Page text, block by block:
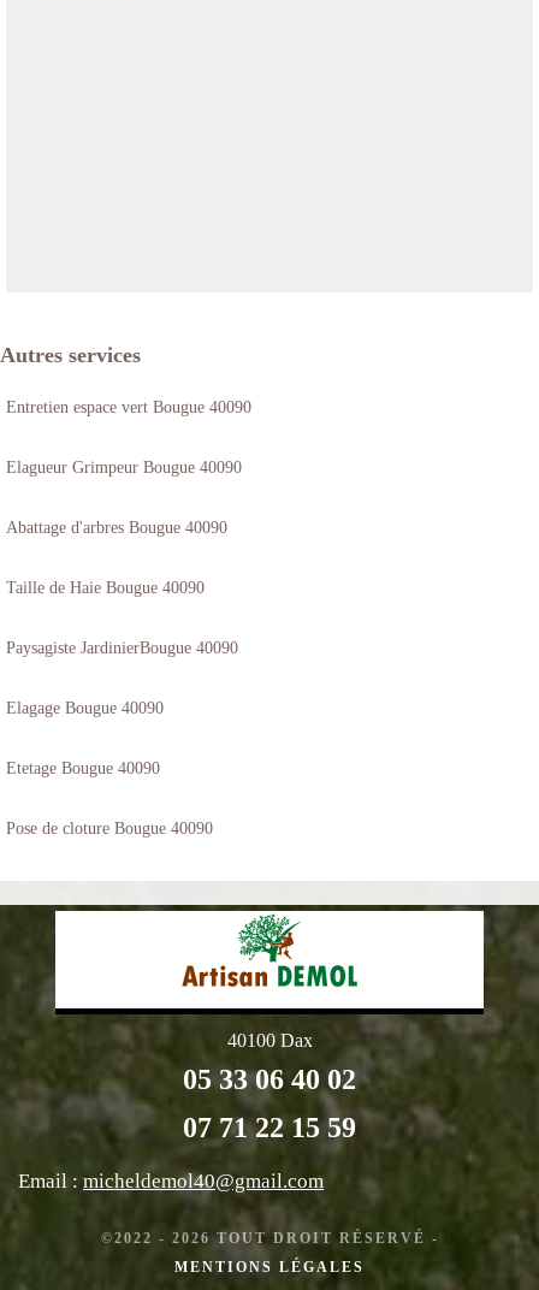
Autres services
Entretien espace vert Bougue 40090
Elagueur Grimpeur Bougue 40090
Abattage d'arbres Bougue 40090
Taille de Haie Bougue 40090
Paysagiste JardinierBougue 40090
Elagage Bougue 40090
Etetage Bougue 40090
Pose de cloture Bougue 40090
40100 Dax
05 33 06 40 02
07 71 22 15 59
Email : micheldemol40@gmail.com
©2022 - 2026 TOUT DROIT RÉSERVÉ -
MENTIONS LÉGALES